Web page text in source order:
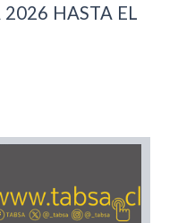
HASTA EL